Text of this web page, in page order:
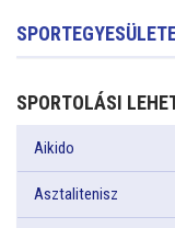
SPORTOLÁSI
Aikido
Asztalitenisz